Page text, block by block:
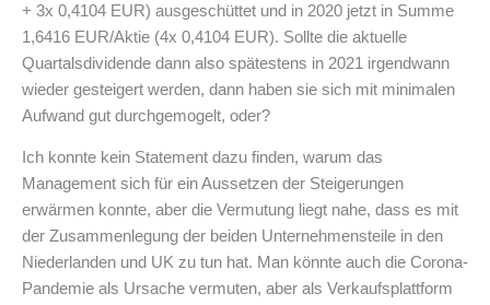
+ 3x 0,4104 EUR) ausgeschüttet und in 2020 jetzt in Summe
1,6416 EUR/Aktie (4x 0,4104 EUR). Sollte die aktuelle
Quartalsdividende dann also spätestens in 2021 irgendwann
wieder gesteigert werden, dann haben sie sich mit minimalen
Aufwand gut durchgemogelt, oder?
Ich konnte kein Statement dazu finden, warum das
Management sich für ein Aussetzen der Steigerungen
erwärmen konnte, aber die Vermutung liegt nahe, dass es mit
der Zusammenlegung der beiden Unternehmensteile in den
Niederlanden und UK zu tun hat. Man könnte auch die Corona-
Pandemie als Ursache vermuten, aber als Verkaufsplattform